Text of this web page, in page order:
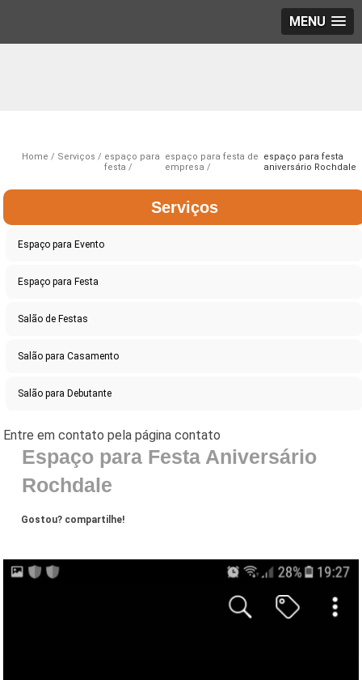
MENU
Home Serviços
espaço para
festa
espaço para festa de
empresa
espaço para festa
aniversário Rochdale
Serviços
Espaço para Evento
Espaço para Festa
Salão de Festas
Salão para Casamento
Salão para Debutante
Espaço para Festa Aniversário
Rochdale
Gostou? compartilhe!